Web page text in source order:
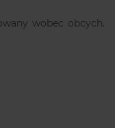
wobec obcych.